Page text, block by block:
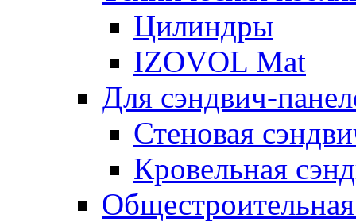
Цилиндры
IZOVOL Mat
Для сэндвич-
Стеновая
Кровельная